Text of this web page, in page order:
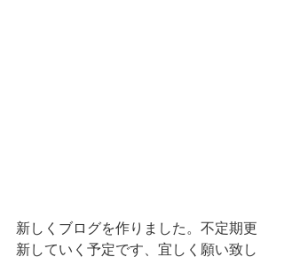
新しくブログを作りました。不定期更
新していく予定です、宜しく願い致し